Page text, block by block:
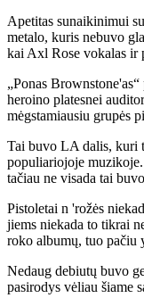
Apetitas sunaikinimui
metalo, kuris nebuvo
kai Axl Rose vokalas ir
„Ponas
heroino platesnei
mėgstamiausiu grupės
Tai buvo LA dalis, kuri
populiariojoje
tačiau ne visada tai
Pistoletai n 'rožės
jiems niekada to tikrai
roko albumų, tuo pačiu
Nedaug debiutų buvo
pasirodys vėliau šiame